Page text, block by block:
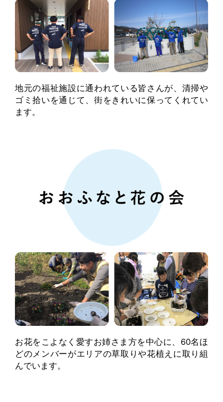
地元の福祉施設に通われている皆さんが、清掃や
ゴミ拾いを通じて、街をきれいに保ってくれてい
ます。
お花をこよなく愛すお姉さま方を中心に、60名ほ
どのメンバーがエリアの草取りや花植えに取り組
んでいます。